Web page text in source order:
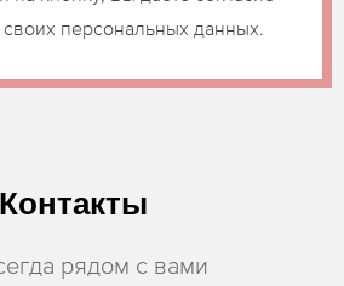
своих персональных данных.
Контакты
рядом с вами